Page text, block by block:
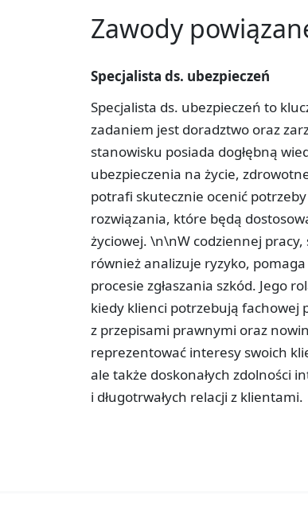
Zawody
Specjalista ds. ubezpieczeń
Specjalista ds. ubezpieczeń to
zadaniem jest doradztwo oraz
stanowisku posiada dogłębną
ubezpieczenia na życie,
potrafi skutecznie ocenić
rozwiązania, które będą
życiowej. \n\nW codziennej
również analizuje ryzyko,
procesie zgłaszania szkód. Jego
kiedy klienci potrzebują fachowej
z przepisami prawnymi oraz
reprezentować interesy swoich
ale także doskonałych zdolności
i długotrwałych relacji z klientami.